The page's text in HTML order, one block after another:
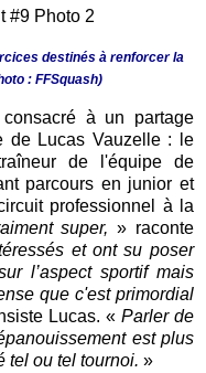
destinés à renforcer la
: FFSquash)
à un partage
de Lucas Vauzelle : le
de l'équipe de
parcours en junior et
professionnel à la
super, » raconte
et ont su poser
l’aspect sportif mais
que c'est primordial
Lucas. « Parler de
est plus
tel ou tel tournoi.»